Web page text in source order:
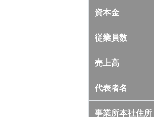
資本金
従業員数
売上高
代表者名
事業所本社住所